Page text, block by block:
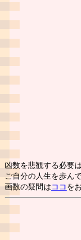
凶数を悲観する必要
ご自分の人生を歩ん
画数の疑問は ココ を